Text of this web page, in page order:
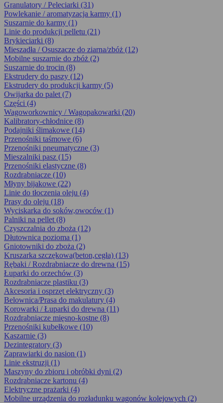
Granulatory / Peleciarki (31)
Powlekanie / aromatyzacja karmy (1)
Suszarnie do karmy (1)
Linie do produkcji pelletu (21)
Brykieciarki (8)
Mieszadła / Osuszacze do ziarna/zbóż (12)
Mobilne suszarnie do zbóż (2)
Suszarnie do trocin (8)
Ekstrudery do paszy (12)
Ekstrudery do produkcji karmy (5)
Owijarka do palet (7)
Części (4)
Wagoworkownicy / Wagopakowarki (20)
Kalibratory-chłodnice (8)
Podajniki ślimakowe (14)
Przenośniki taśmowe (6)
Przenośniki pneumatyczne (3)
Mieszalniki pasz (15)
Przenośniki elastyczne (8)
Rozdrabniacze (10)
Młyny bijakowe (22)
Linie do tłoczenia oleju (4)
Prasy do oleju (18)
Wyciskarka do soków,owoców (1)
Palniki na pellet (8)
Czyszczalnia do zboża (12)
Dłutownica pozioma (1)
Gniotowniki do zboża (2)
Kruszarka szczękowa(beton,cegła) (13)
Rębaki / Rozdrabniacze do drewna (15)
Łuparki do orzechów (3)
Rozdrabniacze plastiku (3)
Akcesoria i osprzęt elektryczny (3)
Belownica/Prasa do makulatury (4)
Korowarki / Łuparki do drewna (11)
Rozdrabniacze mięsno-kostne (8)
Przenośniki kubełkowe (10)
Kaszarnie (3)
Dezintegra­tory (3)
Zaprawiarki do nasion (1)
Linie ekstruzji (1)
Maszyny do zbioru i obróbki dyni (2)
Rozdrabniacze kartonu (4)
Elektryczne prażarki (4)
Mobilne urządzenia do rozładunku wagonów kolejowych (2)